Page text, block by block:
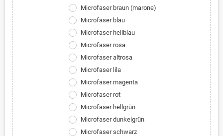
Microfaser braun (marone)
Microfaser blau
Microfaser hellblau
Microfaser rosa
Microfaser altrosa
Microfaser lila
Microfaser magenta
Microfaser rot
Microfaser hellgrün
Microfaser dunkelgrün
Microfaser schwarz